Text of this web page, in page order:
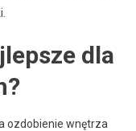
dla
ozdobienie wnętrza